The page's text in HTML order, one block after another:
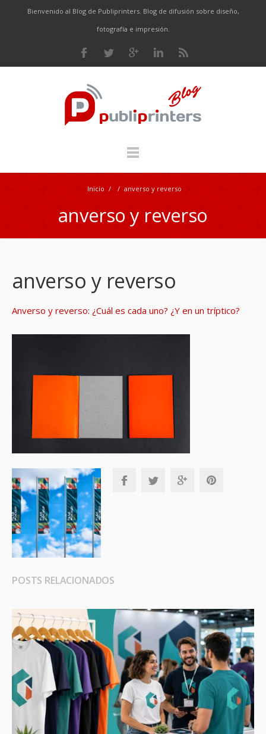
Bienvenido al Blog de Publiprinters. Blog de difusión sobre diseño,
fotografía e impresión.
Inicio / / anverso y reverso
anverso y reverso
anverso y reverso
Anverso y reverso: ¿Cuál es cada uno? ¿Y en un tríptico?
POSTS RELACIONADOS